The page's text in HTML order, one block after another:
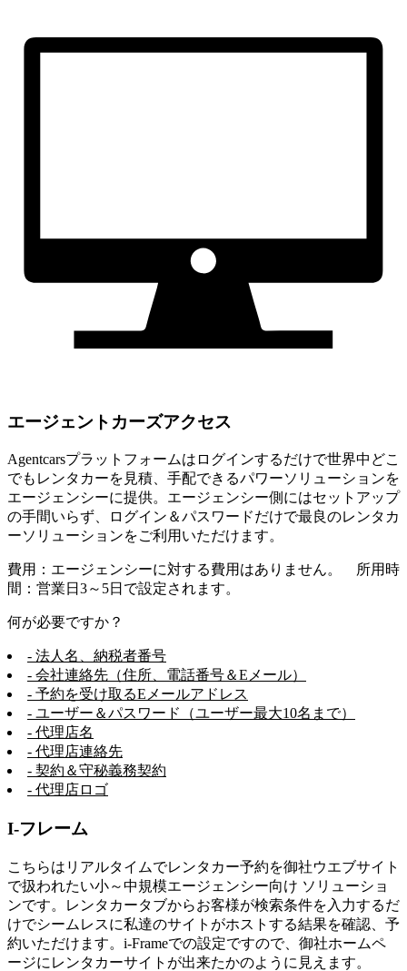
エージェントカーズアクセス
Agentcarsプラットフォームはログインするだけで世界中どこ
でもレンタカーを見積、手配できるパワーソリューションを
エージェンシーに提供。エージェンシー側にはセットアップ
の手間いらず、ログイン＆パスワードだけで最良のレンタカ
ーソリューションをご利用いただけます。
費用：エージェンシーに対する費用はありません。 所用時
間：営業日3～5日で設定されます。
何が必要ですか？
- 法人名、納税者番号
- 会社連絡先（住所、電話番号＆Eメール）
- 予約を受け取るEメールアドレス
- ユーザー＆パスワード（ユーザー最大10名まで）
- 代理店名
- 代理店連絡先
- 契約＆守秘義務契約
- 代理店ロゴ
I-フレーム
こちらはリアルタイムでレンタカー予約を御社ウエブサイト
で扱われたい小～中規模エージェンシー向け ソリューショ
ンです。レンタカータブからお客様が検索条件を入力するだ
けでシームレスに私達のサイトがホストする結果を確認、予
約いただけます。i-Frameでの設定ですので、御社ホームペ
ージにレンタカーサイトが出来たかのように見えます。